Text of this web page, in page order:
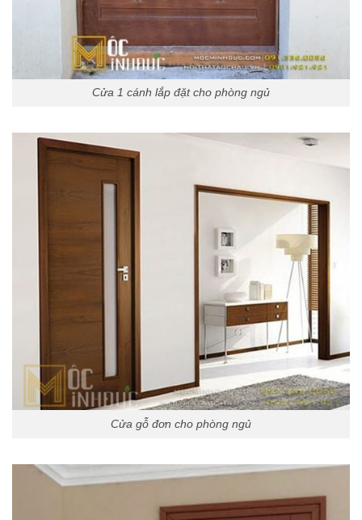
Cửa 1 cánh lắp đặt cho phòng ngủ
Cửa gỗ đơn cho phòng ngủ